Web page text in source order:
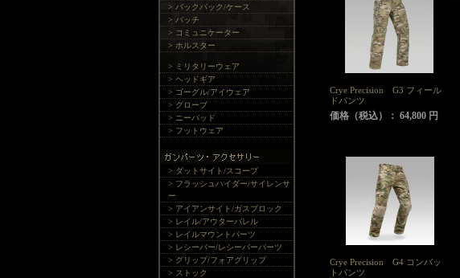
> バックパック/ケース
> パッチ
> コミュニケーター
> ホルスター
> ミリタリーウェア
> ヘッドギア
> ゴーグル/アイウェア
> グローブ
> ニーパッド
> フットウェア
> ダットサイト/スコープ
> フラッシュハイダー/サイレンサ
ー
> アイアンサイト/ガスブロック
> レイル/アウターバレル
> レイルマウントパーツ
> レシーバー/レシーバーパーツ
> グリップ/フォアグリップ
> ストック
Crye Precision G3 フィール
ドパンツ
価格（税込）： 64,800 円
Crye Precision G4 コンバッ
トパンツ